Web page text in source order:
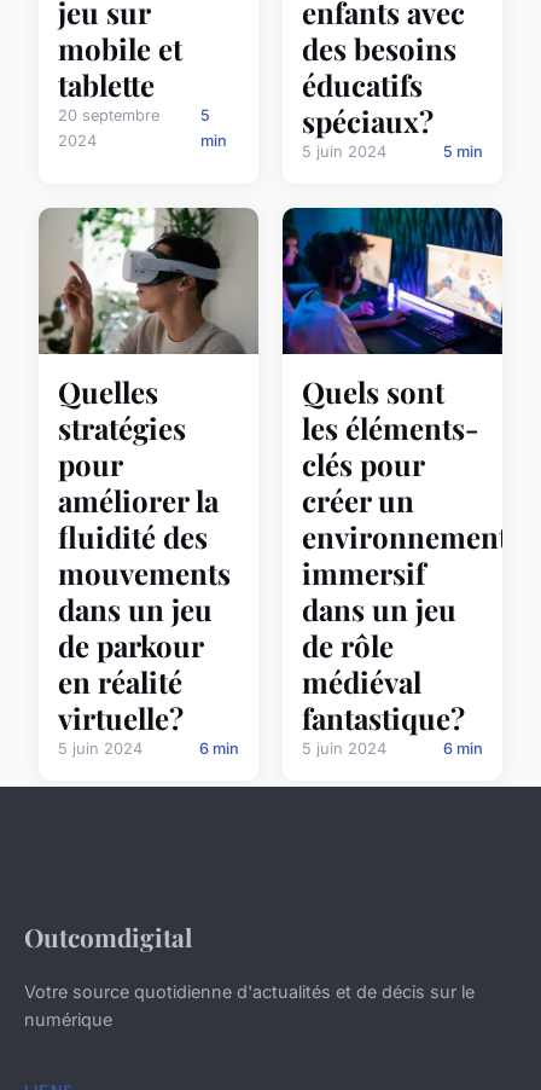
jeu sur
mobile et
tablette
20 septembre
2024
5
min
enfants avec
des besoins
éducatifs
spéciaux?
5 juin 2024 5 min
Quelles
stratégies
pour
améliorer la
fluidité des
mouvements
dans un jeu
de parkour
en réalité
virtuelle?
5 juin 2024 6 min
Quels sont
les éléments-
clés pour
créer un
environnement
immersif
dans un jeu
de rôle
médiéval
fantastique?
5 juin 2024 6 min
Outcomdigital
Votre source quotidienne d'actualités et de décis sur le
numérique